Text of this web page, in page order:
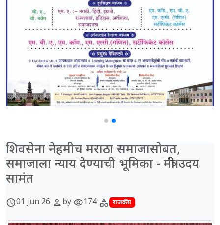
शिवसेना नेहमीच मराठा समाजासोबत,
समाजाला न्याय देण्याची भूमिका - मंत्री उदय
सामंत
schedule01 Jun 26 personby visibility174 category राजकीय